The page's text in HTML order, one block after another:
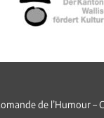
de l’Humour –